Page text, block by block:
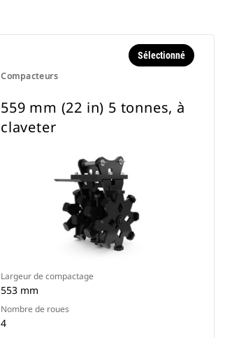
Compacteurs
Sélectionné
559 mm (22 in) 5 tonnes, à
claveter
Largeur de compactage
553 mm
Nombre de roues
4